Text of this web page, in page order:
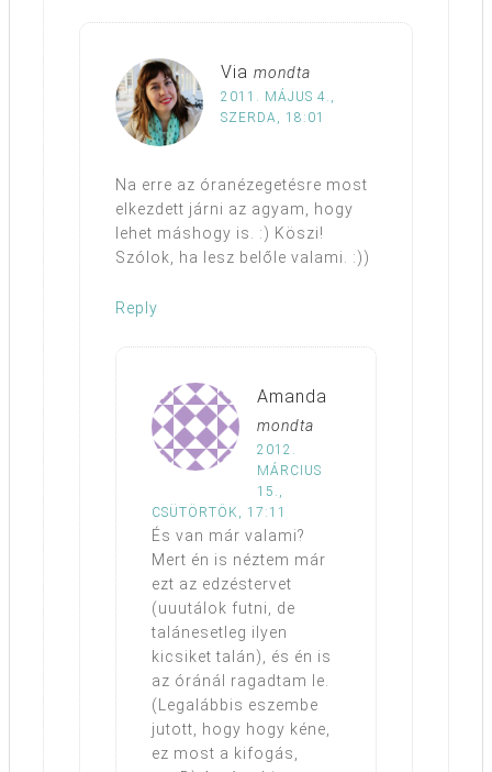
Via mondta
2011. MÁJUS 4.,
SZERDA, 18:01
Na erre az óranézegetésre most
elkezdett járni az agyam, hogy
lehet máshogy is. :) Köszi!
Szólok, ha lesz belőle valami. :))
Reply
Amanda
mondta
2012.
MÁRCIUS
15.,
CSÜTÖRTÖK, 17:11
És van már valami?
Mert én is néztem már
ezt az edzéstervet
(uuutálok futni, de
talánesetleg ilyen
kicsiket talán), és én is
az óránál ragadtam le.
(Legalábbis eszembe
jutott, hogy hogy kéne,
ez most a kifogás,